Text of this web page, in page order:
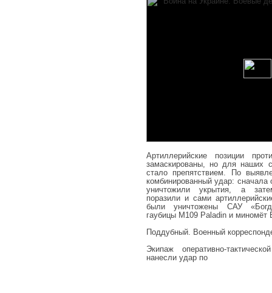
Артиллерийские позиции
замаскированы, но для наших
стало препятствием. По
комбинированный удар:
уничтожили укрытия, а
поразили и сами
были уничтожены САУ
гаубицы M109 Paladin и миномёт
Поддубный. Военный
Экипаж оперативно-
нанесли удар по